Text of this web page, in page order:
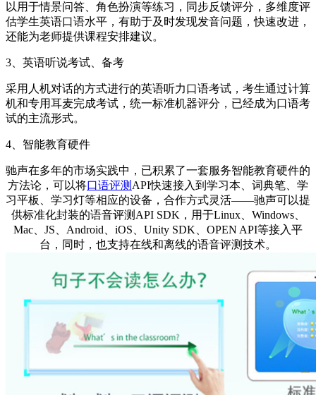
以用于情景问答、角色扮演等练习，同步反馈评分，多维度评
估学生英语口语水平，有助于及时发现发音问题，快速改进，
还能为老师提供课程安排建议。
3、英语听说考试、备考
采用人机对话的方式进行的英语听力口语考试，考生通过计算
机和专用耳麦完成考试，统一标准机器评分，已经成为口语考
试的主流形式。
4、智能教育硬件
驰声在多年的市场实践中，已积累了一套服务智能教育硬件的
方法论，可以将口语评测 API快速接入到学习本、词典笔、学
习平板、学习灯等相应的设备，合作方式灵活——驰声可以提
供标准化封装的语音评测API SDK，用于Linux、Windows、
Mac、JS、Android、iOS、Unity SDK、OPEN API等接入平
台，同时，也支持在线和离线的语音评测技术。